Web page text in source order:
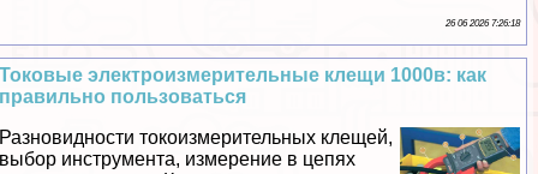
26 06 2026 7:26:18
Токовые электроизмерительные клещи 1000в: как
правильно пользоваться
Разновидности токоизмерительных клещей,
выбор инструмента, измерение в цепях